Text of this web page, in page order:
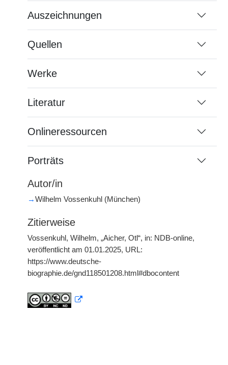
Auszeichnungen
Quellen
Werke
Literatur
Onlineressourcen
Porträts
Autor/in
→Wilhelm Vossenkuhl (München)
Zitierweise
Vossenkuhl, Wilhelm, „Aicher, Otl“, in: NDB-online,
veröffentlicht am 01.01.2025, URL:
https://www.deutsche-
biographie.de/gnd118501208.html#dbocontent